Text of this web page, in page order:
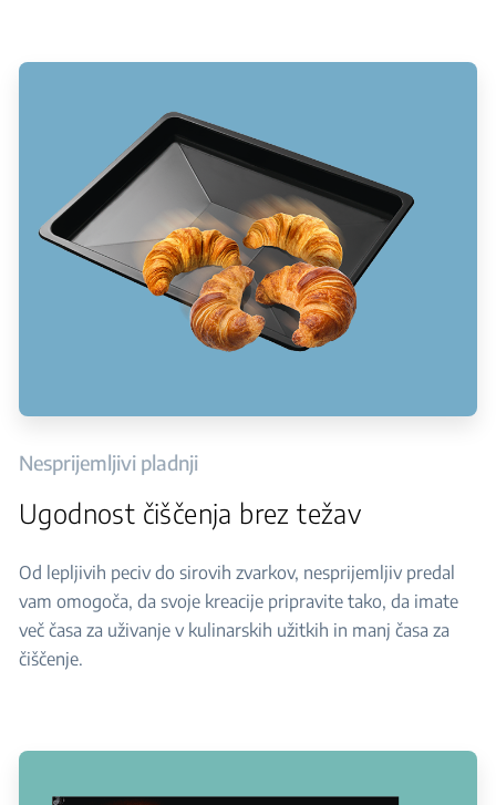
Nesprijemljivi pladnji
Ugodnost čiščenja brez težav
Od lepljivih peciv do sirovih zvarkov, nesprijemljiv predal
vam omogoča, da svoje kreacije pripravite tako, da imate
več časa za uživanje v kulinarskih užitkih in manj časa za
čiščenje.